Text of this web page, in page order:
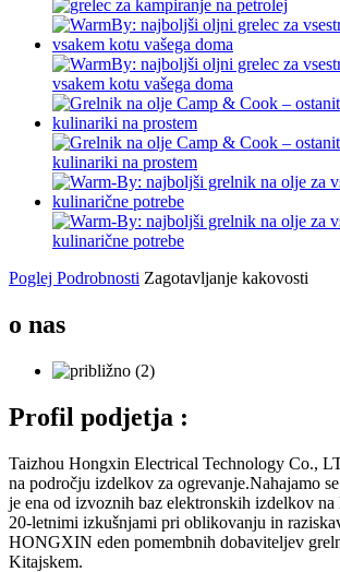
Poglej Podrobnosti Zagotavljanje kakovosti
o nas
Profil podjetja :
Taizhou Hongxin Electrical Technology Co.,
na področju izdelkov za ogrevanje.Nahajamo
je ena od izvoznih baz elektronskih izdelkov
20-letnimi izkušnjami pri oblikovanju in
HONGXIN eden pomembnih dobaviteljev
Kitajskem.